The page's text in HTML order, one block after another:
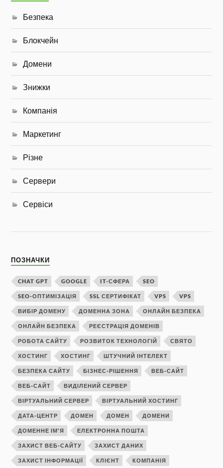
Безпека
Блокчейн
Домени
Знижки
Компанія
Маркетинг
Різне
Сервери
Сервіси
ПОЗНАЧКИ
CHAT GPT GOOGLE IT-СФЕРА SEO
SEO-ОПТИМІЗАЦІЯ SSL СЕРТИФІКАТ VPS VPS
ВИБІР ДОМЕНУ ДОМЕННА ЗОНА ОНЛАЙН БЕЗПЕКА
ОНЛАЙН БЕЗПЕКА РЕЄСТРАЦІЯ ДОМЕНІВ
РОБОТА САЙТУ РОЗВИТОК ТЕХНОЛОГІЙ СВЯТО
ХОСТИНГ ХОСТИНГ ШТУЧНИЙ ІНТЕЛЕКТ
БЕЗПЕКА САЙТУ БІЗНЕС-РІШЕННЯ ВЕБ-САЙТ
ВЕБ-САЙТ ВИДІЛЕНИЙ СЕРВЕР
ВІРТУАЛЬНИЙ СЕРВЕР ВІРТУАЛЬНИЙ ХОСТИНГ
ДАТА-ЦЕНТР ДОМЕН ДОМЕН ДОМЕНИ
ДОМЕННЕ ІМ'Я ЕЛЕКТРОННА ПОШТА
ЗАХИСТ ВЕБ-САЙТУ ЗАХИСТ ДАНИХ
ЗАХИСТ ІНФОРМАЦІЇ КЛІЄНТ КОМПАНІЯ